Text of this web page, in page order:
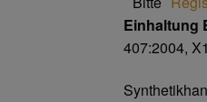
Einhaltung
407:2004,